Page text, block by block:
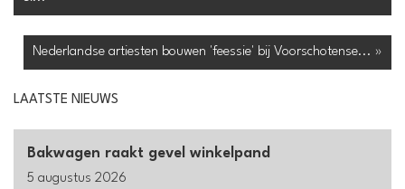
Nederlandse artiesten bouwen 'feessie' bij Voorschotense... »
LAATSTE NIEUWS
Bakwagen raakt gevel winkelpand
5 augustus 2026